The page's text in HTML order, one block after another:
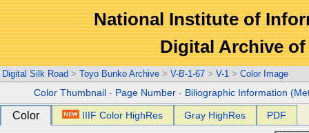
National Institute of
Digital Archive
Digital Silk Road > Toyo Bunko Archive > V-B-1-67 > V-1 > Color Image
Color Thumbnail - Page Number - Biliographic Information
Color IIIF Color HighRes Gray HighRes PDF